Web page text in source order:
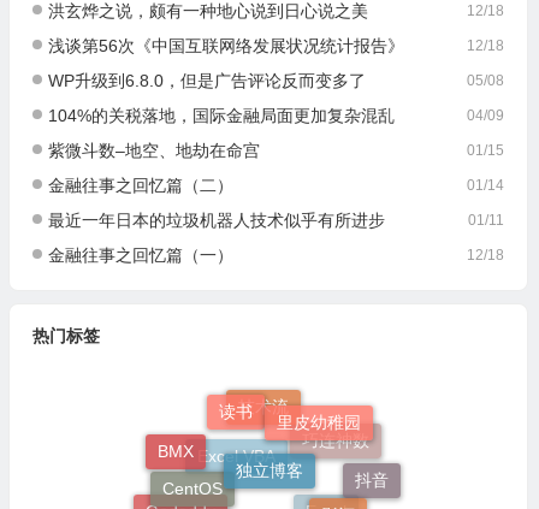
12/18
洪玄烨之说，颇有一种地心说到日心说之美
12/18
浅谈第56次《中国互联网络发展状况统计报告》
05/08
WP升级到6.8.0，但是广告评论反而变多了
04/09
104%的关税落地，国际金融局面更加复杂混乱
01/15
紫微斗数–地空、地劫在命宫
01/14
金融往事之回忆篇（二）
01/11
最近一年日本的垃圾机器人技术似乎有所进步
12/18
金融往事之回忆篇（一）
热门标签
Excel VBA
技术流
巧连神数
BMX
读书 里皮幼稚园
抖音
CentOS
独立博客
影评